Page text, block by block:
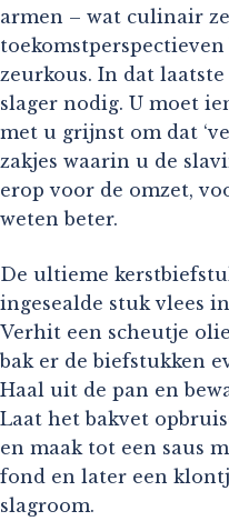
armen – wat culinair
zeurkous. In dat
slager nodig. U moet
met u grijnst om dat
zakjes waarin u de
erop voor de omzet,
weten beter.
De ultieme
ingesealde stuk vlees
Verhit een scheutje
bak er de biefstukken
Haal uit de pan en
Laat het bakvet
en maak tot een saus
fond en later een
slagroom.